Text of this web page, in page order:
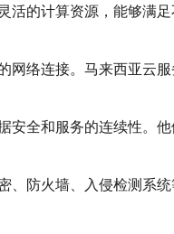
的计算资源，能够满
络连接。马来西亚云
全和服务的连续性。
防火墙、入侵检测系